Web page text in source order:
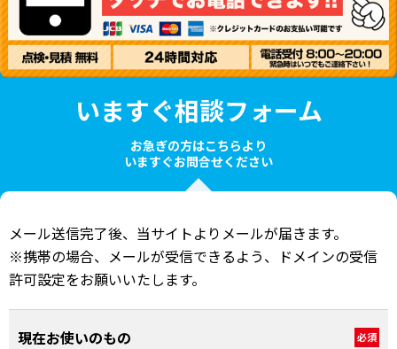
いますぐ相談フォーム
お急ぎの方はこちらより
いますぐお問合せください
メール送信完了後、当サイトよりメールが届きます。
※携帯の場合、メールが受信できるよう、ドメインの受信
許可設定をお願いいたします。
現在お使いのもの 必須